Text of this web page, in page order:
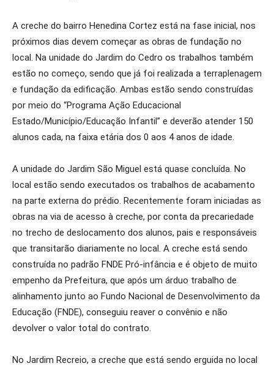
A creche do bairro Henedina Cortez está na fase inicial, nos
próximos dias devem começar as obras de fundação no
local. Na unidade do Jardim do Cedro os trabalhos também
estão no começo, sendo que já foi realizada a terraplenagem
e fundação da edificação. Ambas estão sendo construídas
por meio do “Programa Ação Educacional
Estado/Município/Educação Infantil” e deverão atender 150
alunos cada, na faixa etária dos 0 aos 4 anos de idade.
A unidade do Jardim São Miguel está quase concluída. No
local estão sendo executados os trabalhos de acabamento
na parte externa do prédio. Recentemente foram iniciadas as
obras na via de acesso à creche, por conta da precariedade
no trecho de deslocamento dos alunos, pais e responsáveis
que transitarão diariamente no local. A creche está sendo
construída no padrão FNDE Pró-infância e é objeto de muito
empenho da Prefeitura, que após um árduo trabalho de
alinhamento junto ao Fundo Nacional de Desenvolvimento da
Educação (FNDE), conseguiu reaver o convênio e não
devolver o valor total do contrato.
No Jardim Recreio, a creche que está sendo erguida no local